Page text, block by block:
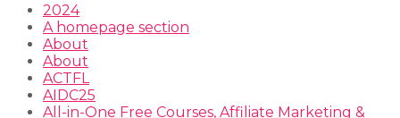
2024
A homepage section
About
About
ACTFL
AIDC25
All-in-One Free Courses, Affiliate Marketing &